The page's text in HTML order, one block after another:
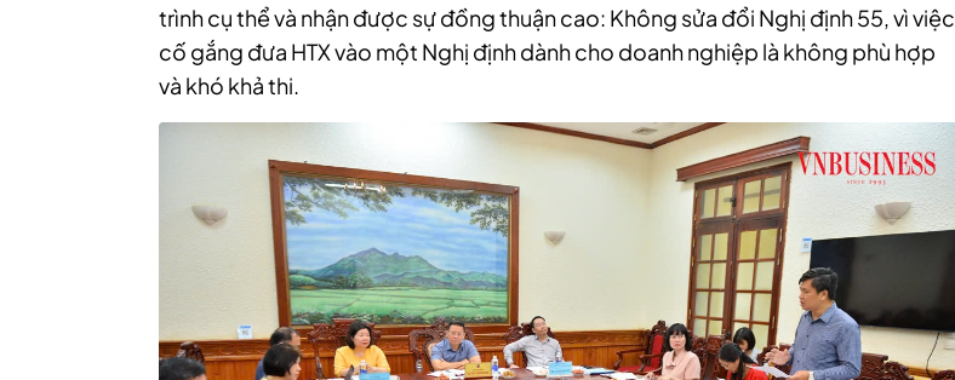
trình cụ thể và nhận được sự đồng thuận cao: Không sửa đổi Nghị định 55, vì việc
cố gắng đưa HTX vào một Nghị định dành cho doanh nghiệp là không phù hợp
và khó khả thi.